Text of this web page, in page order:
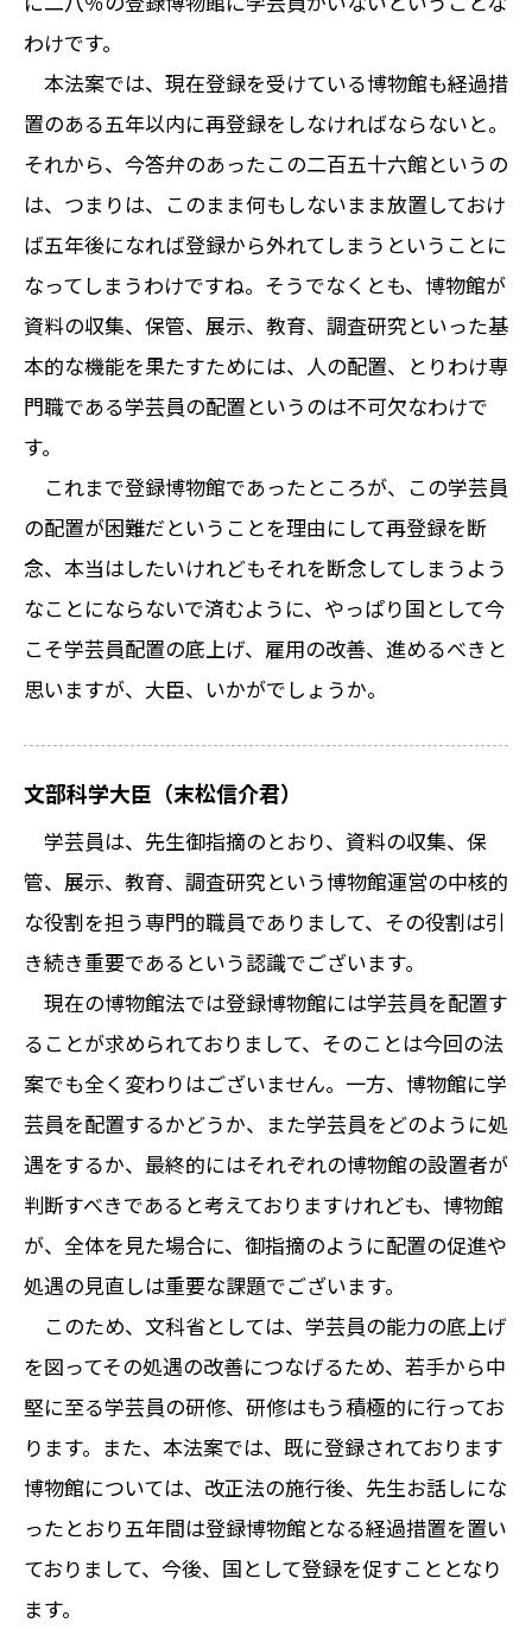
わけです。
本法案では、現在登録を受けている博物館も経過措
置のある五年以内に再登録をしなければならないと。
それから、今答弁のあったこの二百五十六館というの
は、つまりは、このまま何もしないまま放置しておけ
ば五年後になれば登録から外れてしまうということに
なってしまうわけですね。そうでなくとも、博物館が
資料の収集、保管、展示、教育、調査研究といった基
本的な機能を果たすためには、人の配置、とりわけ専
門職である学芸員の配置というのは不可欠なわけで
す。
これまで登録博物館であったところが、この学芸員
の配置が困難だということを理由にして再登録を断
念、本当はしたいけれどもそれを断念してしまうよう
なことにならないで済むように、やっぱり国として今
こそ学芸員配置の底上げ、雇用の改善、進めるべきと
思いますが、大臣、いかがでしょうか。
文部科学大臣（末松信介君）
学芸員は、先生御指摘のとおり、資料の収集、保
管、展示、教育、調査研究という博物館運営の中核的
な役割を担う専門的職員でありまして、その役割は引
き続き重要であるという認識でございます。
現在の博物館法では登録博物館には学芸員を配置す
ることが求められておりまして、そのことは今回の法
案でも全く変わりはございません。一方、博物館に学
芸員を配置するかどうか、また学芸員をどのように処
遇をするか、最終的にはそれぞれの博物館の設置者が
判断すべきであると考えておりますけれども、博物館
が、全体を見た場合に、御指摘のように配置の促進や
処遇の見直しは重要な課題でございます。
このため、文科省としては、学芸員の能力の底上げ
を図ってその処遇の改善につなげるため、若手から中
堅に至る学芸員の研修、研修はもう積極的に行ってお
ります。また、本法案では、既に登録されております
博物館については、改正法の施行後、先生お話しにな
ったとおり五年間は登録博物館となる経過措置を置い
ておりまして、今後、国として登録を促すこととなり
ます。